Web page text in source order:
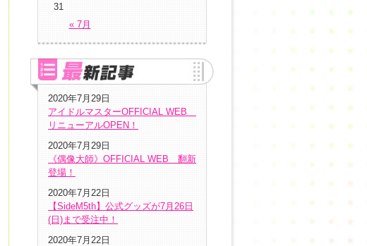
« 7月
31
2020年7月29日
アイドルマスターOFFICIAL WEB
リニューアルOPEN！
2020年7月29日
《偶像大師》OFFICIAL WEB 翻新
登場！
2020年7月22日
【SideM5th】公式グッズが7月26日
(日)まで受注中！
2020年7月22日